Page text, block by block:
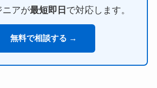
ニアが最短即日 で対応します。
無料で相談する →